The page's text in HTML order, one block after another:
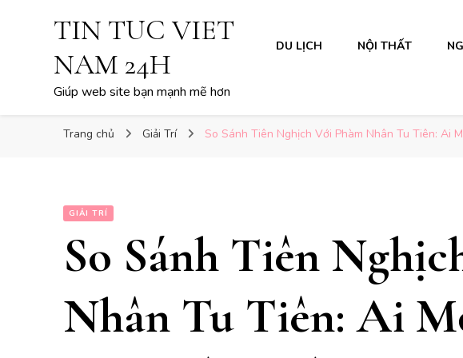
TIN TUC VIET
NAM 24H
Giúp web site bạn mạnh mẽ hơn
DU LỊCH NỘI THẤT
Trang chủ Giải Trí So Sánh Tiên Nghịch Với Phàm Nhân Tu Tiên: Ai
GIẢI TRÍ
So Sánh Tiên
Nhân Tu Tiên: Ai